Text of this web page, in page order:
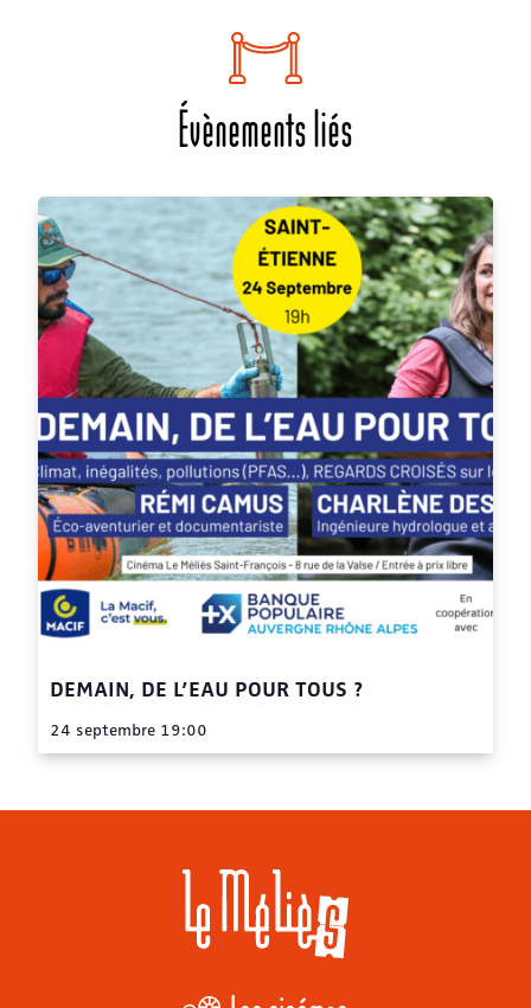
Évènements liés
DEMAIN, DE L’EAU POUR TOUS ?
24 septembre 19:00